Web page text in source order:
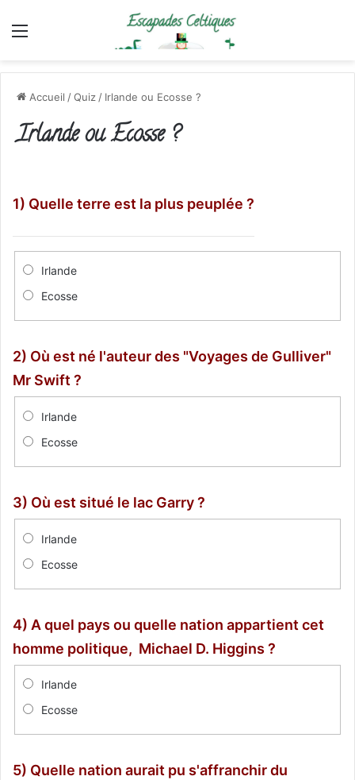
Menu
Accueil /Quiz / Irlande ou Ecosse ?
Irlande ou Ecosse ?
1) Quelle terre est la plus peuplée ?
Irlande
Ecosse
2) Où est né l'auteur des "Voyages de Gulliver"
Mr Swift ?
Irlande
Ecosse
3) Où est situé le lac Garry ?
Irlande
Ecosse
4) A quel pays ou quelle nation appartient cet
homme politique, Michael D. Higgins ?
Irlande
Ecosse
5) Quelle nation aurait pu s'affranchir du